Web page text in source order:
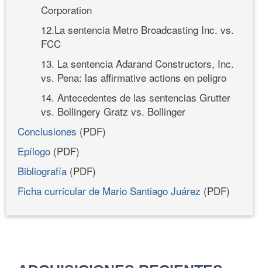
Corporation
12.La sentencia Metro Broadcasting Inc. vs.
FCC
13. La sentencia Adarand Constructors, Inc.
vs. Pena: las affirmative actions en peligro
14. Antecedentes de las sentencias Grutter
vs. Bollingery Gratz vs. Bollinger
Conclusiones (PDF)
Epílogo (PDF)
Bibliografía (PDF)
Ficha curricular de Mario Santiago Juárez (PDF)